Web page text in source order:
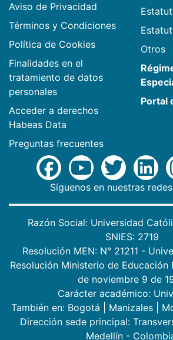
Aviso de Privacidad
Términos y Condiciones
Política de Cookies
Finalidades en el
tratamiento de datos
personales
Acceder a derechos
Habeas Data
Preguntas frecuentes
Otros
Portal
Síguenos en nuestras
Razón Social: Universidad
SNIES: 2719
Resolución MEN: N° 21211 -
Resolución Ministerio de Educación
de noviembre 9 de
Carácter académico:
También en: Bogotá Manizales
Dirección sede principal:
Medellín -